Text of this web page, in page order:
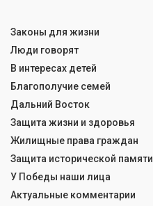
Законы для жизни
Люди говорят
В интересах детей
Благополучие семей
Дальний Восток
Защита жизни и здоровья
Жилищные права граждан
Защита исторической памяти
У Победы наши лица
Актуальные комментарии